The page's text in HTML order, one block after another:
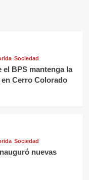
Sociedad
el BPS mantenga la
Cerro Colorado
Sociedad
nuevas